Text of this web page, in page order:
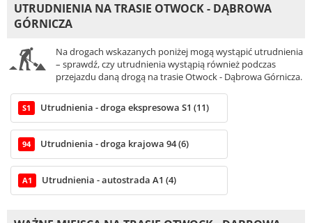
UTRUDNIENIA NA TRASIE OTWOCK - DĄBROWA
GÓRNICZA
Na drogach wskazanych poniżej mogą wystąpić utrudnienia
– sprawdź, czy utrudnienia wystąpią również podczas
przejazdu daną drogą na trasie Otwock - Dąbrowa Górnicza.
S1 Utrudnienia - droga ekspresowa S1 (11)
94 Utrudnienia - droga krajowa 94 (6)
A1 Utrudnienia - autostrada A1 (4)